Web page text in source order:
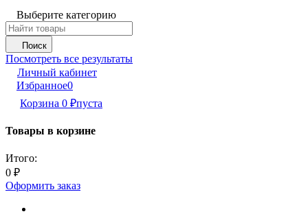
Выберите категорию
Поиск
Посмотреть все результаты
Личный кабинет
Избранное0
Корзина 0 ₽пуста
Товары в корзине
Итого:
0 ₽
Оформить заказ